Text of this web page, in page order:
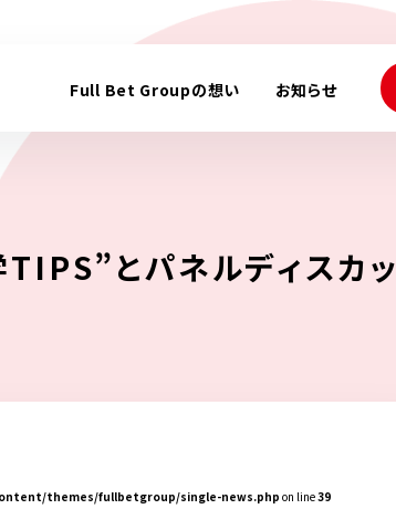
Full Bet Groupの想い お知らせ
とパネルディスカッ
themes/fullbetgroup/single-news.php on line39